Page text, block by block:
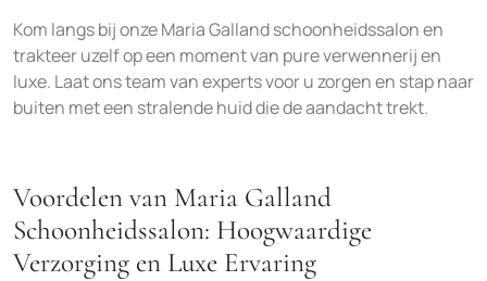
Kom langs bij onze Maria Galland schoonheidssalon en
trakteer uzelf op een moment van pure verwennerij en
luxe. Laat ons team van experts voor u zorgen en stap naar
buiten met een stralende huid die de aandacht trekt.
Voordelen van Maria Galland
Schoonheidssalon: Hoogwaardige
Verzorging en Luxe Ervaring